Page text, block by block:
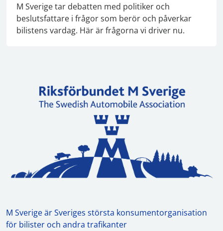
M Sverige tar debatten med politiker och
beslutsfattare i frågor som berör och påverkar
bilistens vardag. Här är frågorna vi driver nu.
M Sverige är Sveriges största konsumentorganisation
för bilister och andra trafikanter